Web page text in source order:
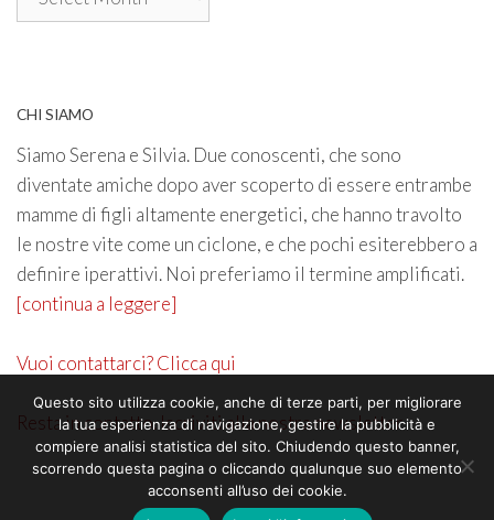
CHI SIAMO
Siamo Serena e Silvia. Due conoscenti, che sono
diventate amiche dopo aver scoperto di essere entrambe
mamme di figli altamente energetici, che hanno travolto
le nostre vite come un ciclone, e che pochi esiterebbero a
definire iperattivi. Noi preferiamo il termine amplificati.
[continua a leggere]
Vuoi contattarci? Clicca qui
Resta in contatto. Iscriviti alla nostra newsletter
Questo sito utilizza cookie, anche di terze parti, per migliorare
la tua esperienza di navigazione, gestire la pubblicità e
compiere analisi statistica del sito. Chiudendo questo banner,
scorrendo questa pagina o cliccando qualunque suo elemento
acconsenti all’uso dei cookie.